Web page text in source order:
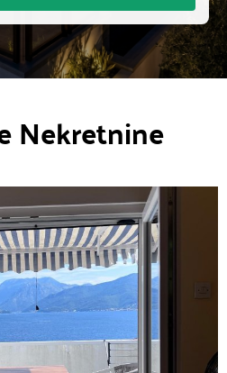
Nekretnine